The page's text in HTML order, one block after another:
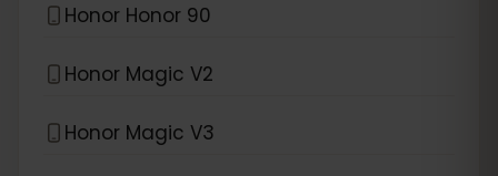
Honor Honor 90
Honor Magic V2
Honor Magic V3